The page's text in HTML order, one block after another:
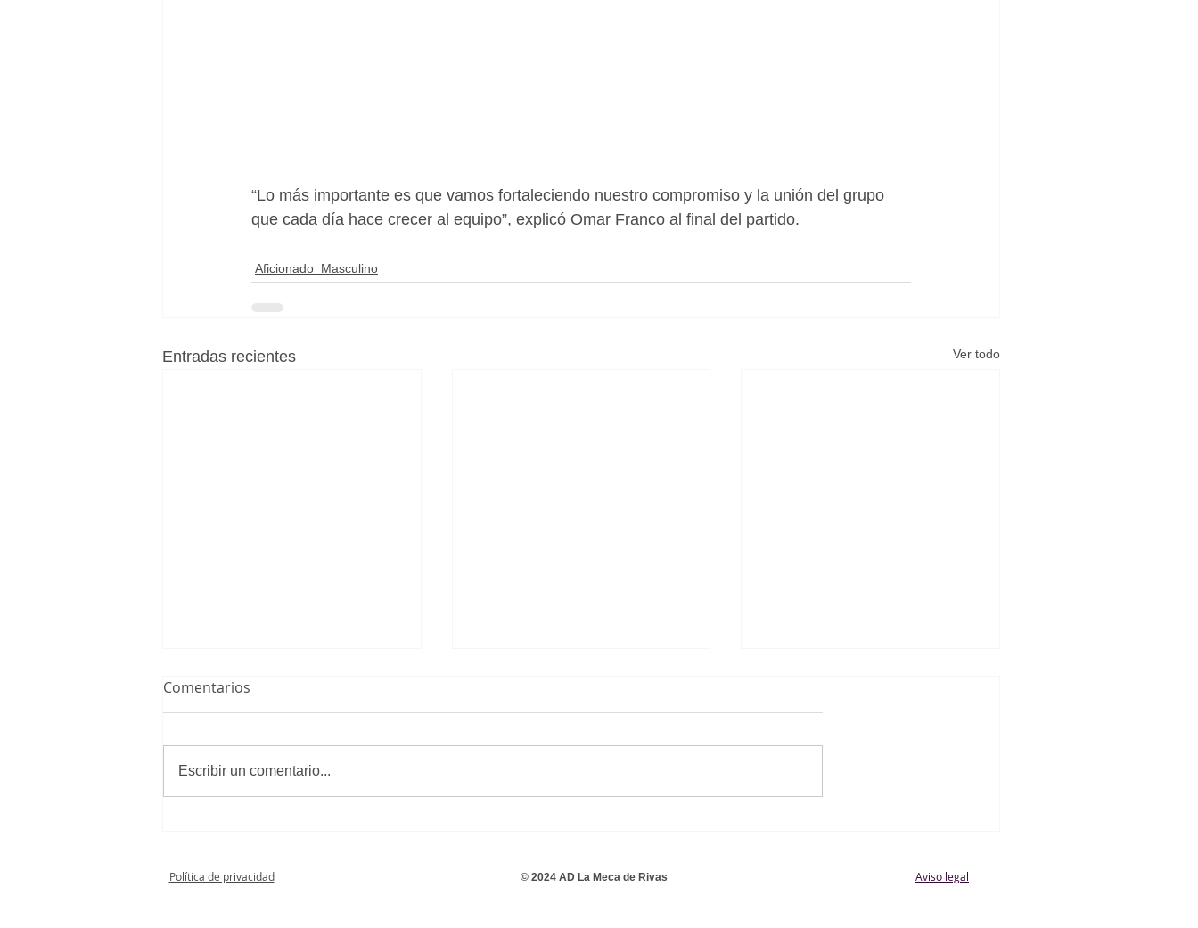
“Lo más importante es que vamos fortaleciendo nuestro compromiso y la unión del grupo
que cada día hace crecer al equipo”, explicó Omar Franco al final del partido.
Aficionado_Masculino
Entradas recientes Ver todo
Comentarios
Escribir un comentario...
Política de privacidad © 2024 AD La Meca de Rivas Aviso legal